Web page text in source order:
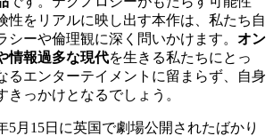
性をリアルに映し出す本作は、私たち自
シーや倫理観に深く問いかけます。 オン
情報過多な現代を生きる私たちにとっ
るエンターテイメントに留まらず、自身
きっかけとなるでしょう。
5月15日に英国で劇場公開されたばかり